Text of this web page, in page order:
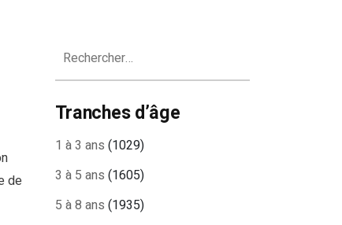
de
Tranches d’âge
1 à 3 ans (1029)
3 à 5 ans (1605)
5 à 8 ans (1935)